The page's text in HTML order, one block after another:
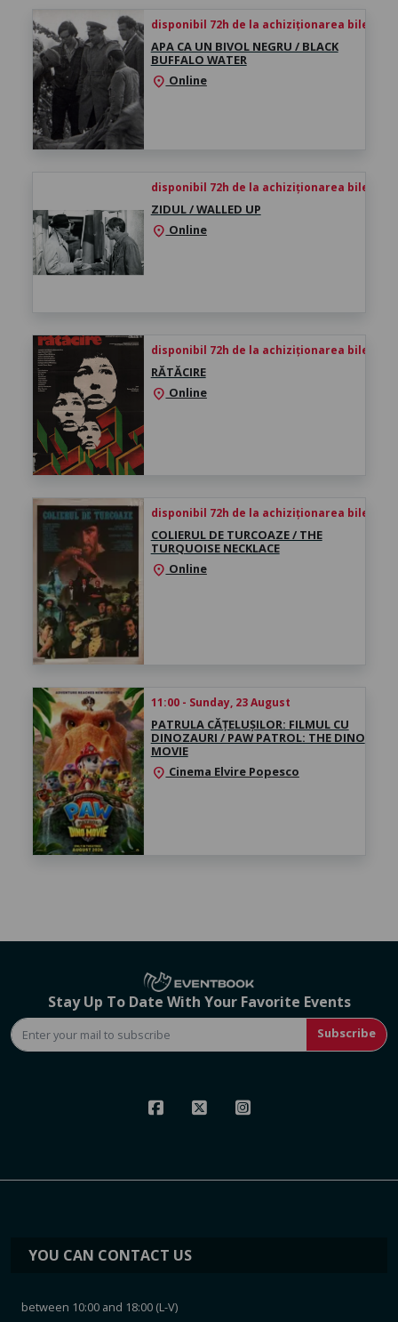
disponibil 72h de la achiziționarea biletului
APA CA UN BIVOL NEGRU / BLACK
BUFFALO WATER
location_on Online
disponibil 72h de la achiziționarea biletului
ZIDUL / WALLED UP
location_on Online
disponibil 72h de la achiziționarea biletului
RĂTĂCIRE
location_on Online
disponibil 72h de la achiziționarea biletului
COLIERUL DE TURCOAZE / THE
TURQUOISE NECKLACE
location_on Online
11:00 - Sunday, 23 August
PATRULA CĂȚELUȘILOR: FILMUL CU
DINOZAURI / PAW PATROL: THE DINO
MOVIE
location_on Cinema Elvire Popesco
Stay Up To Date With Your Favorite Events
Subscribe
YOU CAN CONTACT US
between 10:00 and 18:00 (L-V)